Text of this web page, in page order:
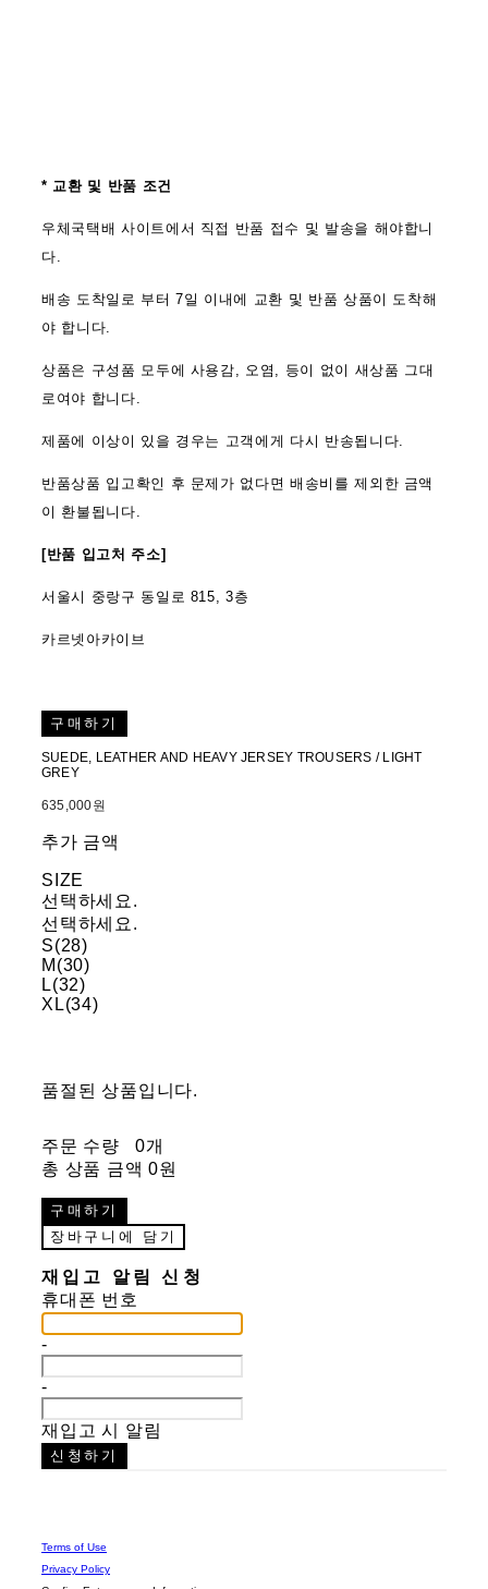
* 교환 및 반품 조건
우체국택배 사이트에서 직접 반품 접수 및 발송을 해야합니
다.
배송 도착일로 부터 7일 이내에 교환 및 반품 상품이 도착해
야 합니다.
상품은 구성품 모두에 사용감, 오염, 등이 없이 새상품 그대
로여야 합니다.
제품에 이상이 있을 경우는 고객에게 다시 반송됩니다.
반품상품 입고확인 후 문제가 없다면 배송비를 제외한 금액
이 환불됩니다.
[반품 입고처 주소]
서울시 중랑구 동일로 815, 3층
카르넷아카이브
구매하기
SUEDE, LEATHER AND HEAVY JERSEY TROUSERS / LIGHT
GREY
635,000원
추가 금액
SIZE
선택하세요.
선택하세요.
S(28)
M(30)
L(32)
XL(34)
품절된 상품입니다.
주문 수량
0개
총 상품 금액 0원
구매하기
장바구니에 담기
재입고 알림 신청
휴대폰 번호
-
-
재입고 시 알림
신청하기
Terms of Use
Privacy Policy